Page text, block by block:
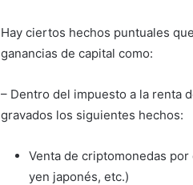
Hay ciertos hechos puntuales
ganancias de capital como:
– Dentro del impuesto a la renta
gravados los siguientes hechos:
Venta de criptomonedas
yen japonés, etc.)